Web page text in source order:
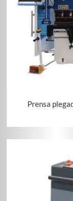
Prensa